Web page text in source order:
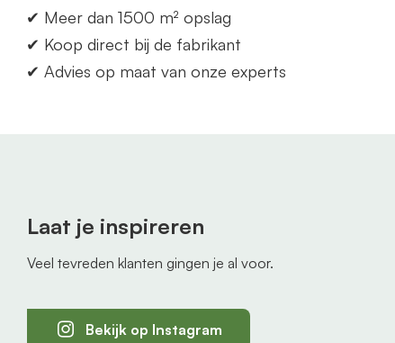
✔ Meer dan 1500 m² opslag
✔ Koop direct bij de fabrikant
✔ Advies op maat van onze experts
Laat je inspireren
Veel tevreden klanten gingen je al voor.
Bekijk op Instagram